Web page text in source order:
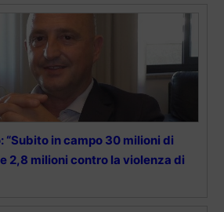
“Subito in campo 30 milioni di
2,8 milioni contro la violenza di